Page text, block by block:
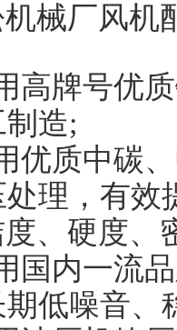
械厂风机
高牌号优
造;
优质中碳
理，有效
、硬度、
国内一流
低噪音、